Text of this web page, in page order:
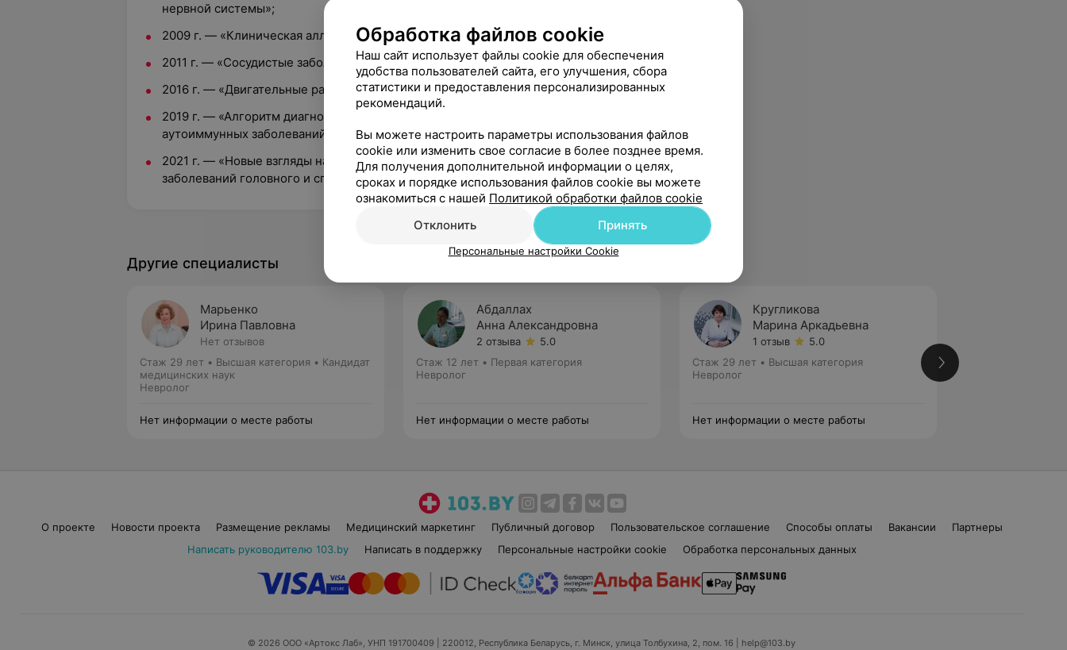
нервной системы»;
2009 г. — «Клиническая аллергология»;
2011 г. — «Сосудистые заболевания головного и спинного мозга»;
2016 г. — «Двигательные расстройства»;
2019 г. — «Алгоритм диагностики и лечения воспалительных и
аутоиммунных заболеваний нервной системы»;
2021 г. — «Новые взгляды на диагностику и лечение сосудистых
заболеваний головного и спинного мозга».
Другие специалисты
Марьенко
Ирина Павловна
Нет отзывов
Стаж 29 лет • Высшая категория • Кандидат
медицинских наук
Невролог
Нет информации о месте работы
Абдаллах
Анна Александровна
2 отзыва
5.0
Стаж 12 лет • Первая категория
Невролог
Нет информации о месте работы
Кругликова
Марина Аркадьевна
1 отзыв
5.0
Стаж 29 лет • Высшая категория
Невролог
Нет информации о месте работы
О проекте Новости проекта Размещение рекламы Медицинский маркетинг Публичный договор Пользовательское соглашение Способы оплаты Вакансии
Партнеры
Написать руководителю 103.by
Написать в поддержку Персональные настройки cookie Обработка персональных данных
© 2026 ООО «Артокс Лаб», УНП 191700409 | 220012, Республика Беларусь, г. Минск, улица Толбухина, 2, пом. 16 | help@103.by
Обработка файлов cookie
Наш сайт использует файлы cookie для обеспечения
удобства пользователей сайта, его улучшения, сбора
статистики и предоставления персонализированных
рекомендаций.
Вы можете настроить параметры использования файлов
cookie или изменить свое согласие в более позднее время.
Для получения дополнительной информации о целях,
сроках и порядке использования файлов cookie вы можете
ознакомиться с нашей Политикой обработки файлов cookie
Отклонить
Принять
Персональные настройки Cookie